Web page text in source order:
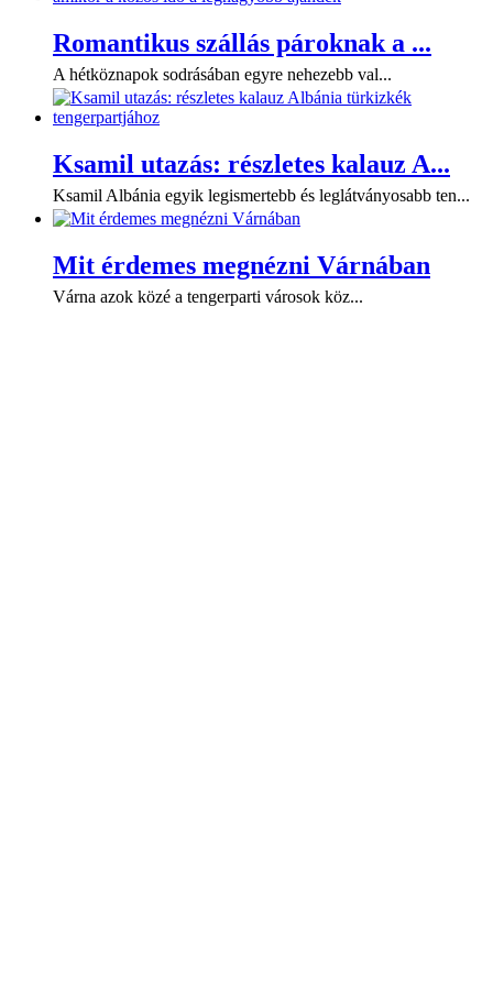
Romantikus szállás pároknak a ...
A hétköznapok sodrásában egyre nehezebb val...
Ksamil utazás: részletes kalauz A...
Ksamil Albánia egyik legismertebb és leglátványosabb ten...
Mit érdemes megnézni Várnában
Várna azok közé a tengerparti városok köz...